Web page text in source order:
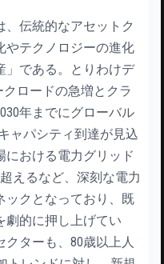
伝統的なアセットク
やテクノロジーの進化
」である。とりわけデ
ロードの急増とクラ
年までにグローバル
ャパシティ到達が見込
における電力グリッド
えるなど、深刻な電力
ックとなっており、既
劇的に押し上げてい
ターも、80歳以上人